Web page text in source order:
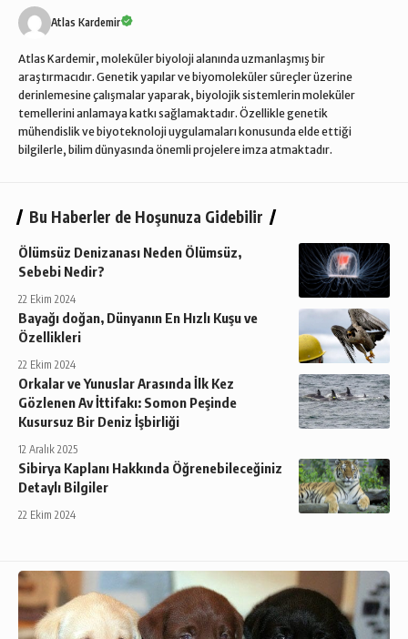
Atlas Kardemir
Atlas Kardemir, moleküler biyoloji alanında uzmanlaşmış bir
araştırmacıdır. Genetik yapılar ve biyomoleküler süreçler üzerine
derinlemesine çalışmalar yaparak, biyolojik sistemlerin moleküler
temellerini anlamaya katkı sağlamaktadır. Özellikle genetik
mühendislik ve biyoteknoloji uygulamaları konusunda elde ettiği
bilgilerle, bilim dünyasında önemli projelere imza atmaktadır.
Bu Haberler de Hoşunuza Gidebilir
Ölümsüz Denizanası Neden Ölümsüz,
Sebebi Nedir?
22 Ekim 2024
Bayağı doğan, Dünyanın En Hızlı Kuşu ve
Özellikleri
22 Ekim 2024
Orkalar ve Yunuslar Arasında İlk Kez
Gözlenen Av İttifakı: Somon Peşinde
Kusursuz Bir Deniz İşbirliği
12 Aralık 2025
Sibirya Kaplanı Hakkında Öğrenebileceğiniz
Detaylı Bilgiler
22 Ekim 2024